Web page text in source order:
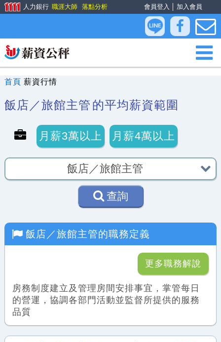
會員登入 加入會員
人力銀行 職涯大師 落點分析
首頁 薪資行情
飯店／旅館主管 的平均薪資範圍
月薪3萬以上 月薪4萬以上
查詢
飯店／旅館主管的職務定義
更多職務解說
房務制度建立及管理房間安排事宜，掌管每日
的營運，協調各部門活動並監督所提供的服務
品質